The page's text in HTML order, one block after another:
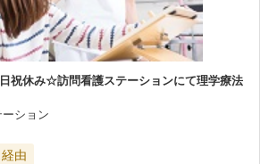
日祝休み☆訪問看護ステーションにて理学療法
ション
由